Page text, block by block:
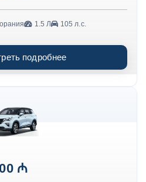
1.5 Л 105 л.с.
подробнее
₼